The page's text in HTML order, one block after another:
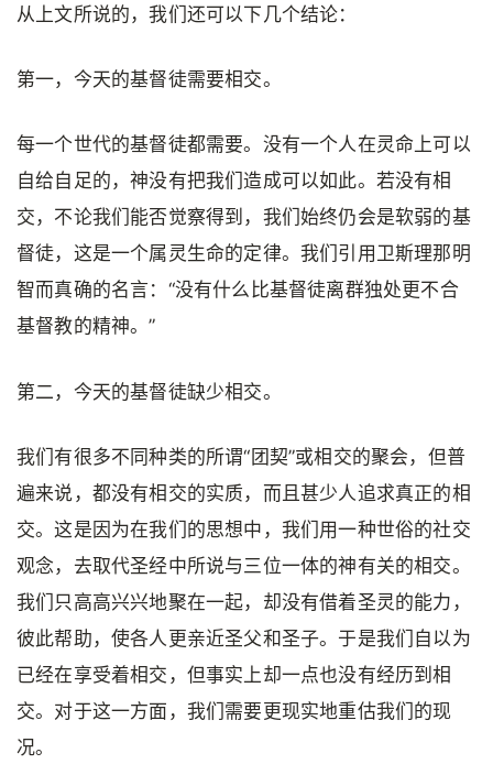
从上文所说的，我们还可以下几个结论：
第一，今天的基督徒需要相交。
每一个世代的基督徒都需要。没有一个人在灵命上可以
自给自足的，神没有把我们造成可以如此。若没有相
交，不论我们能否觉察得到，我们始终仍会是软弱的基
督徒，这是一个属灵生命的定律。我们引用卫斯理那明
智而真确的名言：“没有什么比基督徒离群独处更不合
基督教的精神。”
第二，今天的基督徒缺少相交。
我们有很多不同种类的所谓“团契”或相交的聚会，但普
遍来说，都没有相交的实质，而且甚少人追求真正的相
交。这是因为在我们的思想中，我们用一种世俗的社交
观念，去取代圣经中所说与三位一体的神有关的相交。
我们只高高兴兴地聚在一起，却没有借着圣灵的能力，
彼此帮助，使各人更亲近圣父和圣子。于是我们自以为
已经在享受着相交，但事实上却一点也没有经历到相
交。对于这一方面，我们需要更现实地重估我们的现
况。